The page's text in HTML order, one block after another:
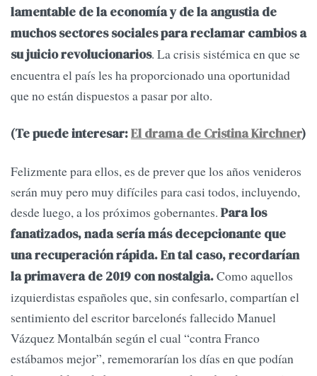
lamentable de la economía y de la angustia de
muchos sectores sociales para reclamar cambios a
su juicio revolucionarios. La crisis sistémica en que se
encuentra el país les ha proporcionado una oportunidad
que no están dispuestos a pasar por alto.
(Te puede interesar:El drama de Cristina Kirchner)
Felizmente para ellos, es de prever que los años venideros
serán muy pero muy difíciles para casi todos, incluyendo,
desde luego, a los próximos gobernantes. Para los
fanatizados, nada sería más decepcionante que
una recuperación rápida. En tal caso, recordarían
la primavera de 2019 con nostalgia.Como aquellos
izquierdistas españoles que, sin confesarlo, compartían el
sentimiento del escritor barcelonés fallecido Manuel
Vázquez Montalbán según el cual “contra Franco
estábamos mejor”, rememorarían los días en que podían